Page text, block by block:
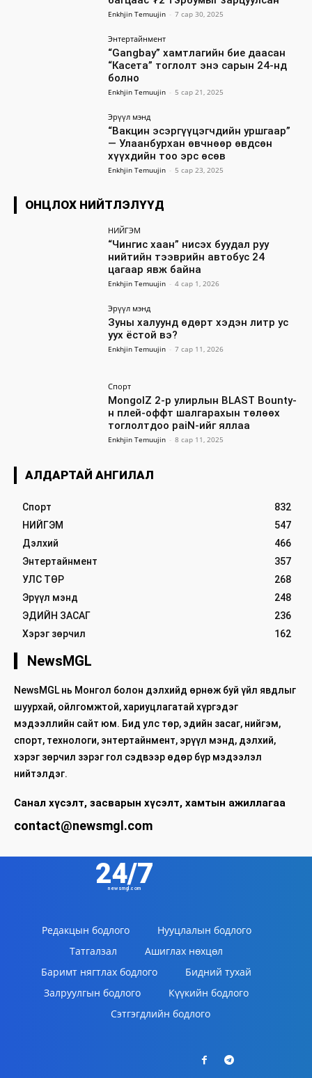
Enkhjin Temuujin - 7 сар 30, 2025
Энтертайнмент
“Gangbay” хамтлагийн бие даасан
“Касета” тоглолт энэ сарын 24-нд
болно
Enkhjin Temuujin - 5 сар 21, 2025
Эрүүл мэнд
“Вакцин эсэргүүцэгчдийн уршгаар”
— Улаанбурхан өвчнөөр өвдсөн
хүүхдийн тоо эрс өсөв
Enkhjin Temuujin - 5 сар 23, 2025
ОНЦЛОХ НИЙТЛЭЛҮҮД
НИЙГЭМ
“Чингис хаан” нисэх буудал руу
нийтийн тээврийн автобус 24
цагаар явж байна
Enkhjin Temuujin - 4 сар 1, 2026
Эрүүл мэнд
Зуны халуунд өдөрт хэдэн литр ус
уух ёстой вэ?
Enkhjin Temuujin - 7 сар 11, 2026
Спорт
MongolZ 2-р улирлын BLAST Bounty-
н плей-оффт шалгарахын төлөөх
тоглолтдоо paiN-ийг яллаа
Enkhjin Temuujin - 8 сар 11, 2025
АЛДАРТАЙ АНГИЛАЛ
Спорт
832
НИЙГЭМ
547
Дэлхий
466
Энтертайнмент
357
УЛС ТӨР
268
Эрүүл мэнд
248
ЭДИЙН ЗАСАГ
236
Хэрэг зөрчил
162
NewsMGL
NewsMGL нь Монгол болон дэлхийд өрнөж буй үйл явдлыг
шуурхай, ойлгомжтой, хариуцлагатай хүргэдэг
мэдээллийн сайт юм. Бид улс төр, эдийн засаг, нийгэм,
спорт, технологи, энтертайнмент, эрүүл мэнд, дэлхий,
хэрэг зөрчил зэрэг гол сэдвээр өдөр бүр мэдээлэл
нийтэлдэг.
Санал хүсэлт, засварын хүсэлт, хамтын ажиллагаа
contact@newsmgl.com
24/7
newsmgl.com
Редакцын бодлого
Нууцлалын бодлого
Татгалзал
Ашиглах нөхцөл
Баримт нягтлах бодлого
Бидний тухай
Залруулгын бодлого
Күүкийн бодлого
Сэтгэгдлийн бодлого